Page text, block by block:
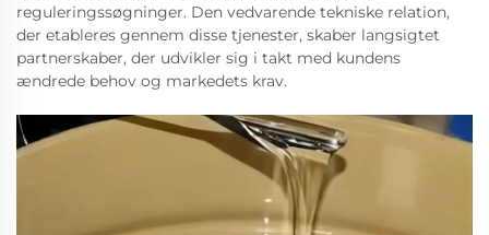
reguleringssøgninger. Den vedvarende tekniske relation,
der etableres gennem disse tjenester, skaber langsigtet
partnerskaber, der udvikler sig i takt med kundens
ændrede behov og markedets krav.